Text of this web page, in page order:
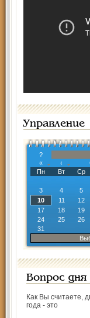
Управление
?
«
‹
Пн
Вт Ср
3
4 5
10
11 12
17
18 19
24
25 26
31
Вопрос дня
Как Вы считаете,
года - это